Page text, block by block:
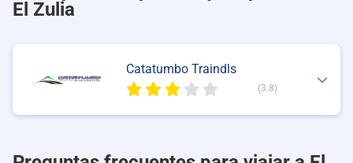
El Zulia
Catatumbo Traindls
(3.8)